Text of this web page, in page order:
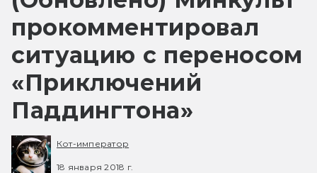
прокомментировал
ситуацию с переносом
«Приключений
Паддингтона»
Кот-император
18 января 2018 г.